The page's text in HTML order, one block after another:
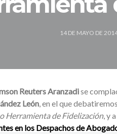
14 DE MAYO DE
Reuters Aranzadise
León, en el que
Herramienta de Fidelización, y
en los Despachos de